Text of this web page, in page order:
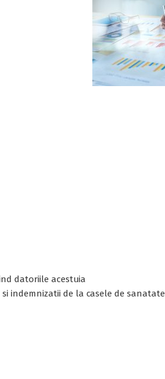
datoriile acestuia
indemnizatii de la casele de sanatate